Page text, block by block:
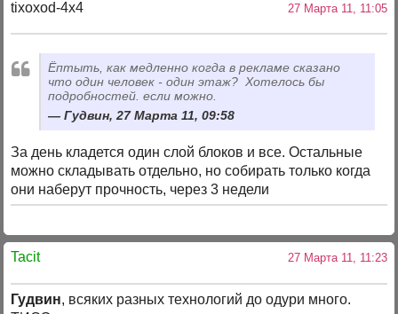
tixoxod-4x4 27 Марта 11, 11:05
Ёптыть, как медленно когда в рекламе сказано
что один человек - один этаж? Хотелось бы
подробностей. если можно.
Гудвин, 27 Марта 11, 09:58
За день кладется один слой блоков и все. Остальные
можно складывать отдельно, но собирать только когда
они наберут прочность, через 3 недели
Tacit 27 Марта 11, 11:23
Гудвин, всяких разных технологий до одури много.